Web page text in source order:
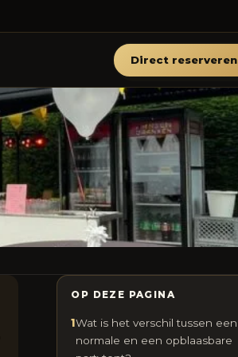
Direct reserveren
OP DEZE PAGINA
1Wat is het verschil tussen een
normale en een opblaasbare